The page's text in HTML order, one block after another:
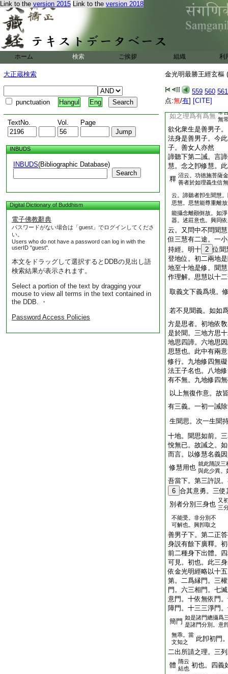
Link to the version 2015 Link to the version 2018
ホーム 検索 ご挨拶 組織 利
大正蔵検索
punctuation Hangul Eng
TextNo. Vol. Page
INBUDS
INBUDS(Bibliographic Database)
Search
Digital Dictionary of Buddhism
電子佛教辭典
パスワードがない場合は「guest」でログインしてくださ
い。
Users who do not have a password can log in with the
userID "guest".
本文をドラッグして選択するとDDBの見出し語
検索結果が表示されます。
Select a portion of the text by dragging your
mouse to view all terms in the text contained in
the DDB. ・
Password Access Policies
金光明最勝王經玄樞
559 560 561
点:無/有] [CITE]
解也。具語應言云
法修行耶。初一聞
明入修慧位未識修
佛言至解脫下。第
正答。三若此金光
故。一因於如不顚
倒於佛果。非善男
如之理爲有爲無 常
無
欲化衆生是善男子
法身是善男子。今
子。善女人亦然
諦聽下第二誡。言
慧。念之卽修慧。
釋 沼云。功徳施菩薩
善者於如理義生信
云。諦聽者卽生聞慧
思慧。思慧能尊重離
能攝念離顚倒故。如淨
器。述莊意也。興同
云。又問中不問聞
但三慧有二途。一
持經。明十 2 位聞
登地位。初二兩地
地至十地是修。聞
作理解。思慧以十
取義文下義爲境。
若不見聞義。如如
方是思者。初地依
是於聞。三地方思
地思四諦。六地思
思慧也。此中有兩
修行。九地修四無
法王子名也。八地
有不無。九地修四
以上無復作意。故
有三義。一初一誡
生聞思。次一生聞
十地。聞思如前。
悅無已。故誡之。
而言。以修慧名義
修慧用也 就此隋説三
與此少異。
吾當下。第三許説
6 合其意勇。三
別者分別三身也 又
三
不能受。非分別不
可解也。興卽取之
善男子下。第二正
身説有餘下廣釋。
前二種身下出體。
可見。初也。此三
依金光明經略以十
第。二爲縁門。三
門。六三相門。七
意門。十依無依門
障門。十三三淨門
簡門 如是諸門總攝爲
是諸門分別。意
無乖。當
文知之
此卽初門
二出所請之理。三
體 隋云
結也 初也。四義